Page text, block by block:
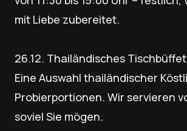
mit Liebe zubereitet.
26.12. Thailändisches Tischbüffet
Eine Auswahl thailändischer
Probierportionen. Wir servieren
soviel Sie mögen.